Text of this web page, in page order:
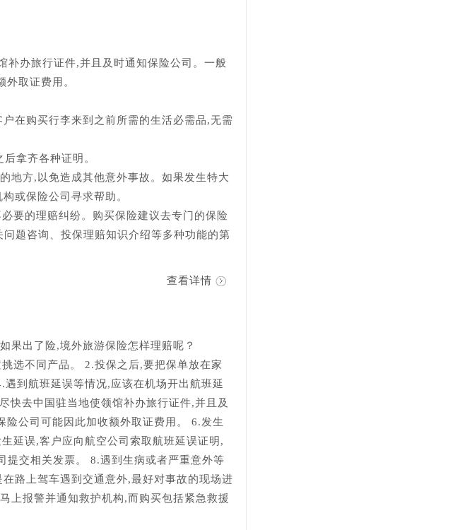
办旅行证件,并且及时通知保险公司。一般
取证费用。
在购买行李来到之前所需的生活必需品,无需
拿齐各种证明。
地方,以免造成其他意外事故。如果发生特大
或保险公司寻求帮助。
要的理赔纠纷。购买保险建议去专门的保险
题咨询、投保理赔知识介绍等多种功能的第
查看详情
果出了险,境外旅游保险怎样理赔呢？
选不同产品。 2.投保之后,要把保单放在家
到航班延误等情况,应该在机场开出航班延
快去中国驻当地使领馆补办旅行证件,并且及
公司可能因此加收额外取证费用。 6.发生
延误,客户应向航空公司索取航班延误证明,
提交相关发票。 8.遇到生病或者严重意外等
路上驾车遇到交通意外,最好对事故的现场进
上报警并通知救护机构,而购买包括紧急救援